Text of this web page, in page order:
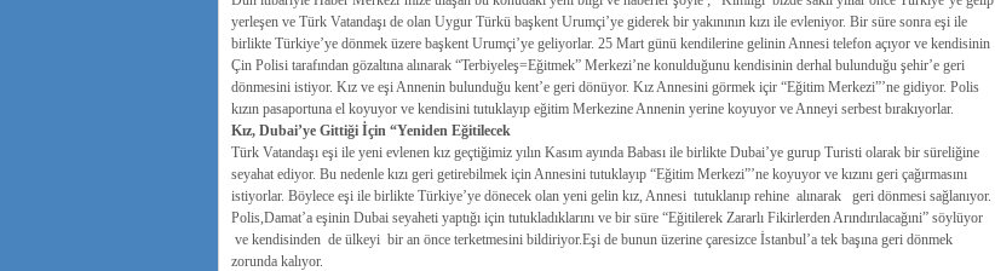
yerleşen ve Türk Vatandaşı de olan Uygur Türkü başkent Urumçi’ye giderek bir yakınının kızı ile evleniyor. Bir süre sonra eşi ile
birlikte Türkiye’ye dönmek üzere başkent Urumçi’ye geliyorlar. 25 Mart günü kendilerine gelinin Annesi telefon açıyor ve kendisinin
Çin Polisi tarafından gözaltına alınarak “Terbiyeleş=Eğitmek” Merkezi’ne konulduğunu kendisinin derhal bulunduğu şehir’e geri
dönmesini istiyor. Kız ve eşi Annenin bulunduğu kent’e geri dönüyor. Kız Annesini görmek içir “Eğitim Merkezi”’ne gidiyor. Polis
kızın pasaportuna el koyuyor ve kendisini tutuklayıp eğitim Merkezine Annenin yerine koyuyor ve Anneyi serbest bırakıyorlar.
Kız, Dubai’ye Gittiği İçin “Yeniden Eğitilecek
Türk Vatandaşı eşi ile yeni evlenen kız geçtiğimiz yılın Kasım ayında Babası ile birlikte Dubai’ye gurup Turisti olarak bir süreliğine
seyahat ediyor. Bu nedenle kızı geri getirebilmek için Annesini tutuklayıp “Eğitim Merkezi”’ne koyuyor ve kızını geri çağırmasını
istiyorlar. Böylece eşi ile birlikte Türkiye’ye dönecek olan yeni gelin kız, Annesi tutuklanıp rehine alınarak geri dönmesi sağlanıyor.
Polis,Damat’a eşinin Dubai seyaheti yaptığı için tutukladıklarını ve bir süre “Eğitilerek Zararlı Fikirlerden Arındırılacağıni” söylüyor
ve kendisinden de ülkeyi bir an önce terketmesini bildiriyor.Eşi de bunun üzerine çaresizce İstanbul’a tek başına geri dönmek
zorunda kalıyor.